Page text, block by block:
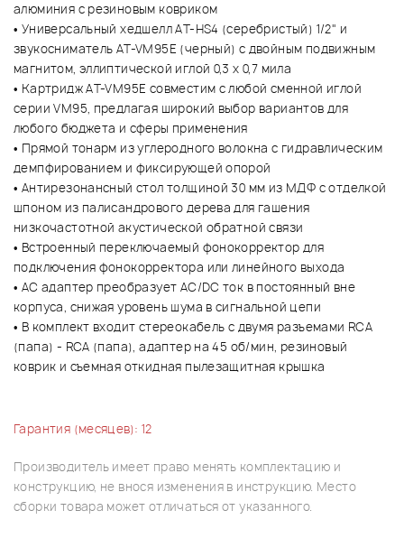
алюминия с резиновым ковриком
• Универсальный хедшелл AT-HS4 (серебристый) 1/2" и
звукосниматель AT-VM95E (черный) с двойным подвижным
магнитом, эллиптической иглой 0,3 x 0,7 мила
• Картридж AT-VM95E совместим с любой сменной иглой
серии VM95, предлагая широкий выбор вариантов для
любого бюджета и сферы применения
• Прямой тонарм из углеродного волокна с гидравлическим
демпфированием и фиксирующей опорой
• Антирезонансный стол толщиной 30 мм из МДФ с отделкой
шпоном из палисандрового дерева для гашения
низкочастотной акустической обратной связи
• Встроенный переключаемый фонокорректор для
подключения фонокорректора или линейного выхода
• AC адаптер преобразует AC/DC ток в постоянный вне
корпуса, снижая уровень шума в сигнальной цепи
• В комплект входит стереокабель с двумя разъемами RCA
(папа) - RCA (папа), адаптер на 45 об/мин, резиновый
коврик и съемная откидная пылезащитная крышка
Гарантия (месяцев): 12
Производитель имеет право менять комплектацию и
конструкцию, не внося изменения в инструкцию. Место
сборки товара может отличаться от указанного.